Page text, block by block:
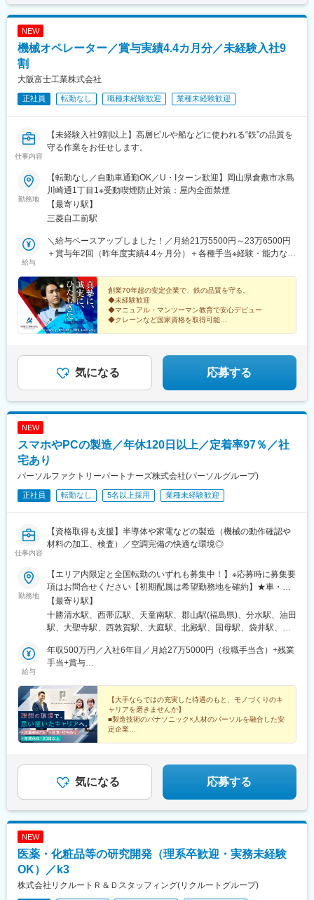
NEW
機械オペレーター／賞与実績4.4カ月分／未経験入社9
割
大阪富士工業株式会社
正社員 転勤なし 職種未経験歓迎 業種未経験歓迎
仕事内容
【未経験入社9割以上】高層ビルや船などに使われる“鉄”の品質を
守る作業をお任せします。
勤務地
【転勤なし／自動車通勤OK／U・Iターン歓迎】岡山県倉敷市水島
川崎通1丁目1※受動喫煙防止対策：屋内全面禁煙
【最寄り駅】
三菱自工前駅
給与
＼給与ベースアップしました！／月給21万5500円～23万6500円
＋賞与年2回（昨年度実績4.4ヶ月分）＋各種手当※経験・能力など
代なし）＜年収例＞一般作業者：430万円班長：480万円作業長：
530万円
創業70年超の安定企業で、鉄の品質を守る。
◆未経験歓迎
◆マニュアル・マンツーマン教育で安心デビュー
◆クレーンなど国家資格を取得可能
◆U・Iターン歓迎
気になる 応募する
NEW
スマホやPCの製造／年休120日以上／定着率97％／社
宅あり
パーソルファクトリーパートナーズ株式会社(パーソルグループ)
正社員 転勤なし 5名以上採用 業種未経験歓迎
仕事内容
【資格取得も支援】半導体や家電などの製造（機械の動作確認や
材料の加工、検査）／空調完備の快適な環境◎
勤務地
【エリア内限定と全国転勤のいずれも募集中！】※応募時に募集要
項はお問合せください【初期配属は希望勤務地を確約】★車・バ
イク通勤OK■北海道／北海道(上川郡・河西郡)■東北／山形県(天童
市)、福島県(郡山市)■北信越／新潟県(燕市)、富山県(砺波市)、石
川県(加賀市)、福井県(敦賀市)、長野県(松本市・伊那市)■関東／山
市)、三重県(松阪市・四日市市)■関西／大阪府(門真市・堺市)、兵
庫県(神戸市・加東市・丹波市)、滋賀県(彦根市・草津市)■中国・
県(山口市)■九州／佐賀県(大町町)※受動喫煙対策あり※配属先によ
【最寄り駅】
十勝清水駅、西帯広駅、天童南駅、郡山駅(福島県)、分水駅、油田
駅、大聖寺駅、西敦賀駅、大庭駅、北殿駅、国母駅、袋井駅、金
草津駅、門真市駅、東湊駅、西神中央駅、妻鹿駅、社町駅、黒井
駅(兵庫県)、伯耆大山駅、乃木駅、東津山駅、大歳駅、四辻駅、大
給与
年収500万円／入社6年目／月給27万5000円（役職手当含）+残業
手当+賞与
賞与
【大手ならではの充実した待遇のもと、モノづくりのキ
ャリアを磨きませんか】
■製造技術のパナソニック×人材のパーソルを融合した安
定企業
気になる 応募する
NEW
医薬・化粧品等の研究開発（理系卒歓迎・実務未経験
OK）／k3
株式会社リクルートＲ＆Ｄスタッフィング(リクルートグループ)